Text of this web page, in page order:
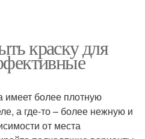
краску для
имеет более плотную
а где-то – более нежную и
от места